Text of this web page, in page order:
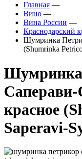
Главная —
Вино —
Вина России —
Краснодарский
Шумринка
(Shumrinka
Саперави-
красное
Saperavi-